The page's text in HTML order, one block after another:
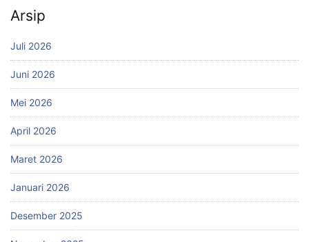
Arsip
Juli 2026
Juni 2026
Mei 2026
April 2026
Maret 2026
Januari 2026
Desember 2025